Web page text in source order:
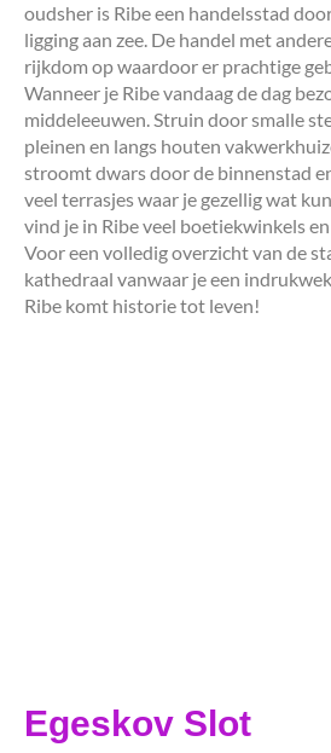
oudsher is Ribe een handelsstad
ligging aan zee. De handel met
rijkdom op waardoor er prachtige
Wanneer je Ribe vandaag de dag
middeleeuwen. Struin door smalle
pleinen en langs houten
stroomt dwars door de binnenstad
veel terrasjes waar je gezellig wat
vind je in Ribe veel boetiekwinkels
Voor een volledig overzicht van de
kathedraal vanwaar je een
Ribe komt historie tot leven!
Egeskov Slot